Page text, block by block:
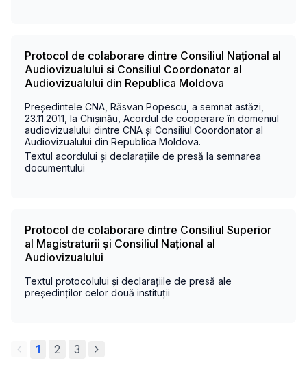
Protocol de colaborare dintre Consiliul Național al
Audiovizualului si Consiliul Coordonator al
Audiovizualului din Republica Moldova
Președintele CNA, Răsvan Popescu, a semnat astăzi,
23.11.2011, la Chișinău, Acordul de cooperare în domeniul
audiovizualului dintre CNA și Consiliul Coordonator al
Audiovizualului din Republica Moldova.
Textul acordului și declarațiile de presă la semnarea
documentului
Protocol de colaborare dintre Consiliul Superior
al Magistraturii și Consiliul Național al
Audiovizualului
Textul protocolului și declarațiile de presă ale
președinților celor două instituții
1 2 3